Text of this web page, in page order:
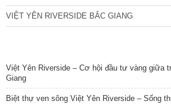
VIỆT YÊN RIVERSIDE BẮC GIANG
Việt Yên Riverside – Cơ hội đầu tư vàng giữa
Giang
Biệt thự ven sông Việt Yên Riverside – Sống